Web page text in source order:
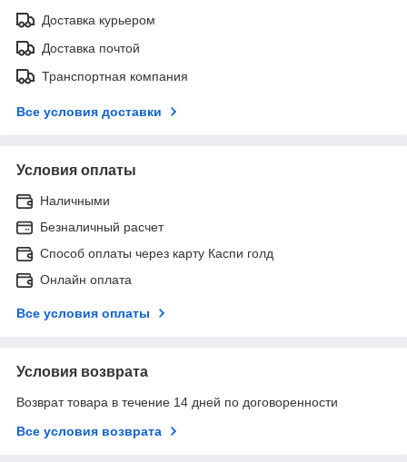
Доставка курьером
Доставка почтой
Транспортная компания
Все условия доставки
Условия оплаты
Наличными
Безналичный расчет
Способ оплаты через карту Каспи голд
Онлайн оплата
Все условия оплаты
Условия возврата
Возврат товара в течение 14 дней по договоренности
Все условия возврата